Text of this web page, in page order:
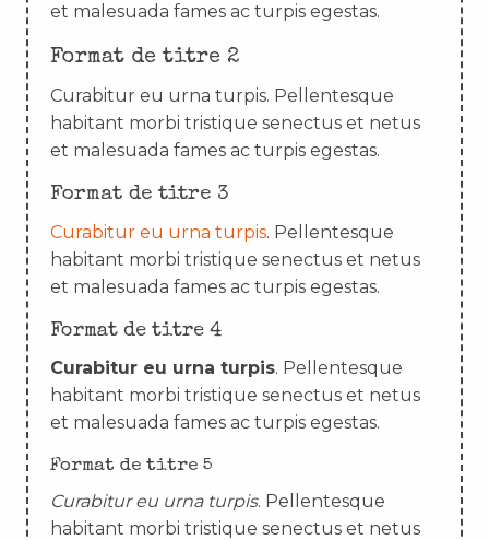
et malesuada fames ac turpis egestas.
Format de titre 2
Curabitur eu urna turpis. Pellentesque
habitant morbi tristique senectus et netus
et malesuada fames ac turpis egestas.
Format de titre 3
Curabitur eu urna turpis. Pellentesque
habitant morbi tristique senectus et netus
et malesuada fames ac turpis egestas.
Format de titre 4
Curabitur eu urna turpis. Pellentesque
habitant morbi tristique senectus et netus
et malesuada fames ac turpis egestas.
Format de titre 5
Curabitur eu urna turpis. Pellentesque
habitant morbi tristique senectus et netus